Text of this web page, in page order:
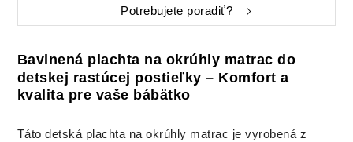
Potrebujete poradiť?
Bavlnená plachta na okrúhly matrac do
detskej rastúcej postieľky – Komfort a
kvalita pre vaše bábätko
Táto detská plachta na okrúhly matrac je vyrobená z